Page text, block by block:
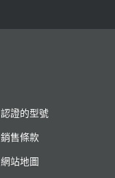
認證的型號
銷售條款
網站地圖